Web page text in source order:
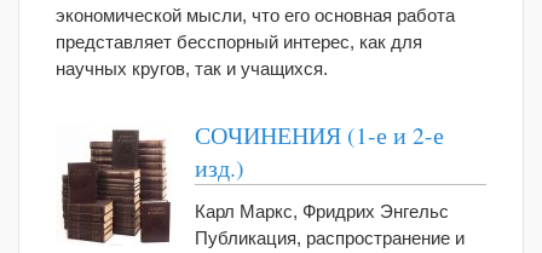
экономической мысли, что его основная работа
представляет бесспорный интерес, как для
научных кругов, так и учащихся.
СОЧИНЕНИЯ (1-е и 2-е
изд.)
Карл Маркс, Фридрих Энгельс
Публикация, распространение и